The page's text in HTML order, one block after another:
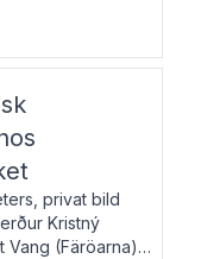
i antikens
privat bild
Kristný
Vang (Färöarna)